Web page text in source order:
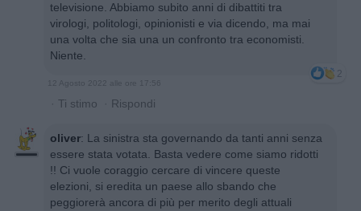
televisione. Abbiamo subito anni di dibattiti tra
virologi, politologi, opinionisti e via dicendo, ma mai
una volta che sia una un confronto tra economisti.
Niente.
2
12 Agosto 2022 alle ore 17:56
· Ti stimo · Rispondi
oliver: La sinistra sta governando da tanti anni senza
essere stata votata. Basta vedere come siamo ridotti
!! Ci vuole coraggio cercare di vincere queste
elezioni, si eredita un paese allo sbando che
peggiorerà ancora di più per merito degli attuali